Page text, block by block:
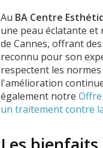
Au BA Centre
une peau éclatante et
de Cannes, offrant
reconnu pour son
respectent les
l'amélioration
également notre
un traitement contre